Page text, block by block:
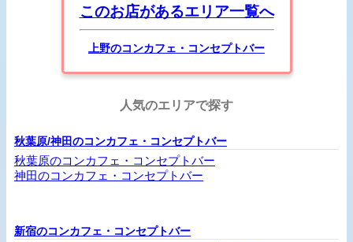
このお店があるエリア一覧へ
上野のコンカフェ・コンセプトバー
人気のエリアで探す
秋葉原/神田のコンカフェ・コンセプトバー
秋葉原のコンカフェ・コンセプトバー
神田のコンカフェ・コンセプトバー
新宿のコンカフェ・コンセプトバー